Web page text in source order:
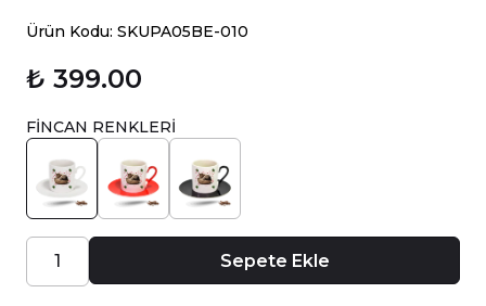
Ürün Kodu: SKUPA05BE-010
₺ 399.00
FİNCAN RENKLERİ
Sepete Ekle